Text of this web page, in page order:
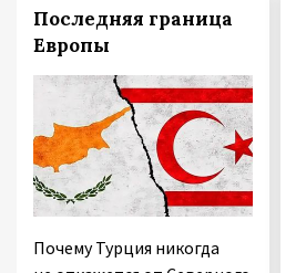
Последняя граница
Европы
Почему Турция никогда